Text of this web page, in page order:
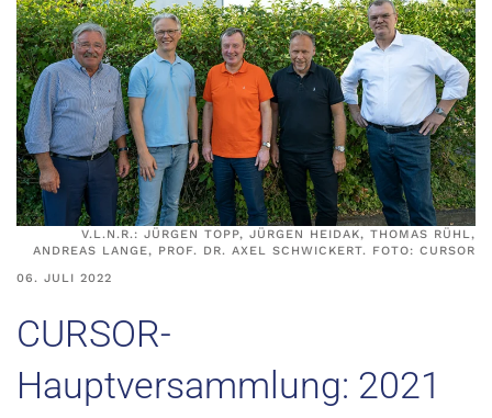
V.L.N.R.: JÜRGEN TOPP, JÜRGEN HEIDAK, THOMAS RÜHL,
ANDREAS LANGE, PROF. DR. AXEL SCHWICKERT. FOTO: CURSOR
06. JULI 2022
CURSOR-
Hauptversammlung: 2021